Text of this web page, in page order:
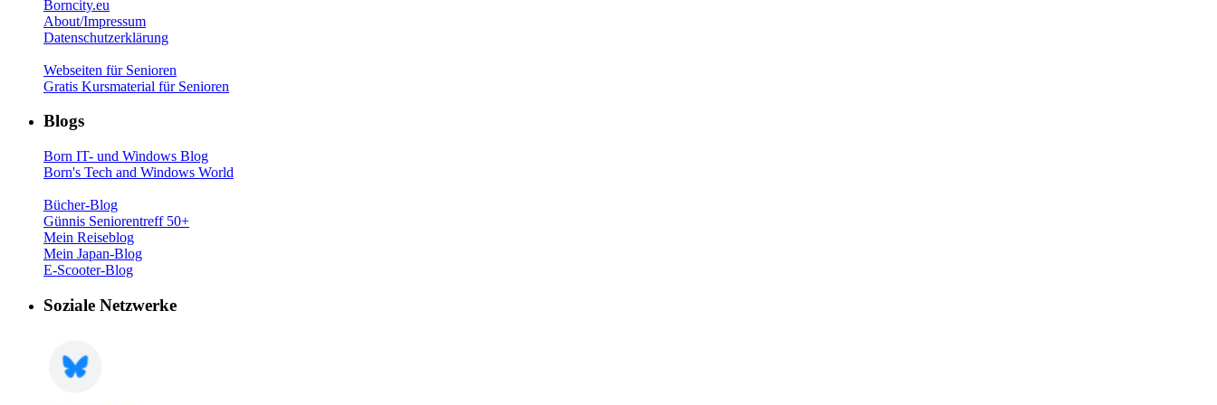
Borncity.eu
About/Impressum
Datenschutzerklärung
Webseiten für Senioren
Gratis Kursmaterial für Senioren
Blogs
Born IT- und Windows Blog
Born's Tech and Windows World
Bücher-Blog
Günnis Seniorentreff 50+
Mein Reiseblog
Mein Japan-Blog
E-Scooter-Blog
Soziale Netzwerke